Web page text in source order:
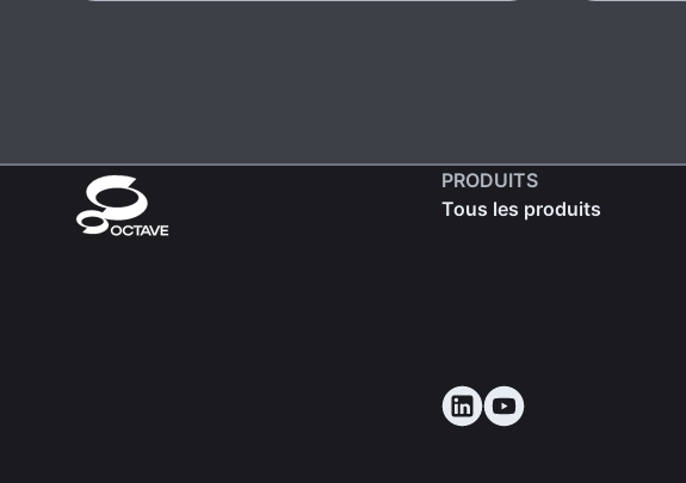
PRODUITS
Tous les produits